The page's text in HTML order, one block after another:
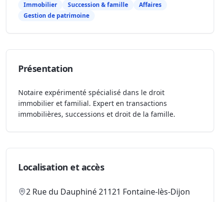
Immobilier Succession & famille
Affaires
Gestion de patrimoine
Présentation
Notaire expérimenté spécialisé dans le droit
immobilier et familial. Expert en transactions
immobilières, successions et droit de la famille.
Localisation et accès
2 Rue du Dauphiné 21121 Fontaine-lès-Dijon